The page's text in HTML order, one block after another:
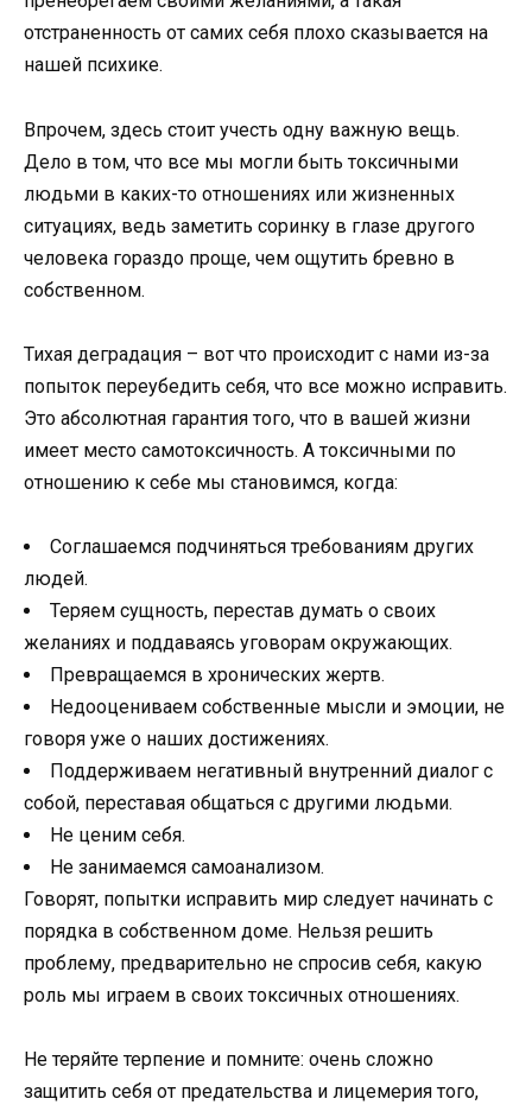
отстраненность от самих себя плохо сказывается на
нашей психике.
Впрочем, здесь стоит учесть одну важную вещь.
Дело в том, что все мы могли быть токсичными
людьми в каких-то отношениях или жизненных
ситуациях, ведь заметить соринку в глазе другого
человека гораздо проще, чем ощутить бревно в
собственном.
Тихая деградация – вот что происходит с нами из-за
попыток переубедить себя, что все можно исправить.
Это абсолютная гарантия того, что в вашей жизни
имеет место самотоксичность. А токсичными по
отношению к себе мы становимся, когда:
Соглашаемся подчиняться требованиям других
людей.
Теряем сущность, перестав думать о своих
желаниях и поддаваясь уговорам окружающих.
Превращаемся в хронических жертв.
Недооцениваем собственные мысли и эмоции, не
говоря уже о наших достижениях.
Поддерживаем негативный внутренний диалог с
собой, переставая общаться с другими людьми.
Не ценим себя.
Не занимаемся самоанализом.
Говорят, попытки исправить мир следует начинать с
порядка в собственном доме. Нельзя решить
проблему, предварительно не спросив себя, какую
роль мы играем в своих токсичных отношениях.
Не теряйте терпение и помните: очень сложно
защитить себя от предательства и лицемерия того,